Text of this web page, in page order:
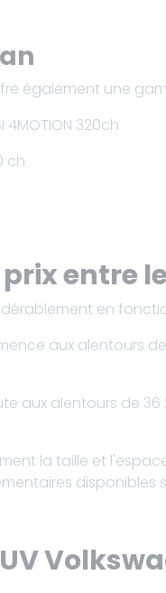
également une
4MOTION 320ch
ch
entre
en
aux alentours
aux alentours de
la taille et
disponibles